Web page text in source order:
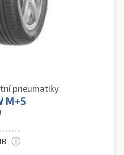
pneumatiky
M+S